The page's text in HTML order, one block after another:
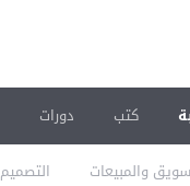
والمبيعات التصميم
كتب دورات